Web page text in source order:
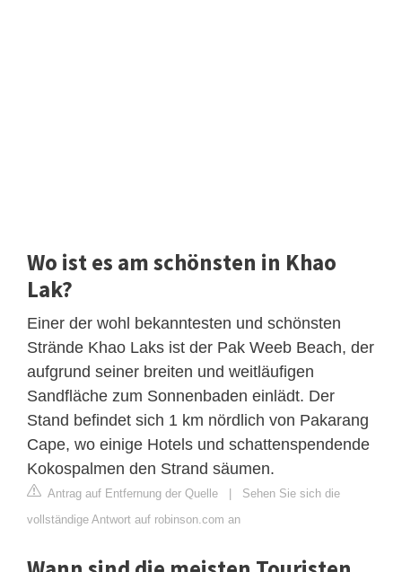
Wo ist es am schönsten in Khao
Lak?
Einer der wohl bekanntesten und schönsten
Strände Khao Laks ist der Pak Weeb Beach, der
aufgrund seiner breiten und weitläufigen
Sandfläche zum Sonnenbaden einlädt. Der
Stand befindet sich 1 km nördlich von Pakarang
Cape, wo einige Hotels und schattenspendende
Kokospalmen den Strand säumen.
Antrag auf Entfernung der Quelle | Sehen Sie sich die
vollständige Antwort auf robinson.com an